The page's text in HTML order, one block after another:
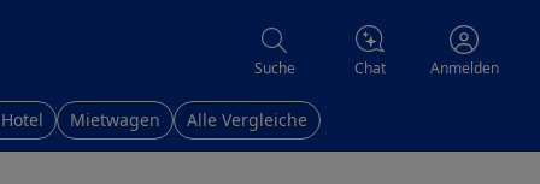
Suche Chat Anmelden
Mietwagen Alle Vergleiche